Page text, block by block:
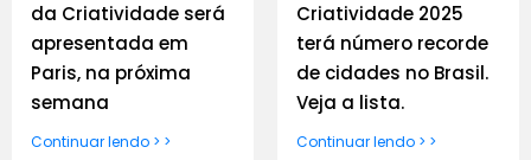
da Criatividade será
apresentada em
Paris, na próxima
semana
Continuar lendo > >
Criatividade 2025
terá número recorde
de cidades no Brasil.
Veja a lista.
Continuar lendo > >